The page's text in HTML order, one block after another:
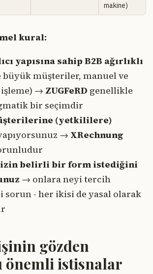
makine)
kural:
yapısına sahip B2B ağırlıklı
büyük müşteriler, manuel ve
→ ZUGFeRD genellikle
bir seçimdir
(yetkililere)
→ XRechnung
belirli bir form istediğini
→ onlara neyi tercih
- her ikisi de yasal olarak
gözden
önemli istisnalar